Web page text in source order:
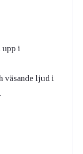
upp i
väsande ljud i